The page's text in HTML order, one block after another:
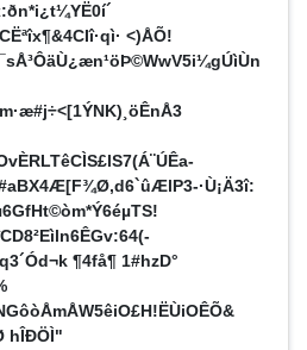
<)ÅÕ!
·Ù¡Ä3î:
¶4få¶ 1#hzD°
hÎÐÖÌ"